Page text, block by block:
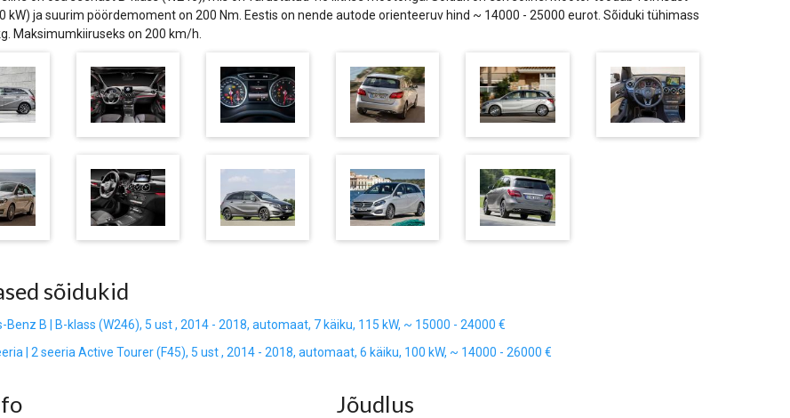
kW) ja suurim pöördemoment on 200 Nm. Eestis on nende autode orienteeruv hind ~ 14000 - 25000 eurot. Sõiduki tühimass
Maksimumkiiruseks on 200 km/h.
sõidukid
Benz B | B-klass (W246), 5 ust , 2014 - 2018, automaat, 7 käiku, 115 kW, ~ 15000 - 24000 €
| 2 seeria Active Tourer (F45), 5 ust , 2014 - 2018, automaat, 6 käiku, 100 kW, ~ 14000 - 26000 €
Jõudlus